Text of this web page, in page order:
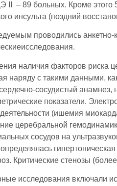
II – 89 больных. Кроме этого
инсульта (поздний
проводились
наличия факторов риска
наряду с такими данными, как
сосудистый анамнез,
показатели.
(ишемия
церебральной
сосудов на
Критические стенозы
исследования включали